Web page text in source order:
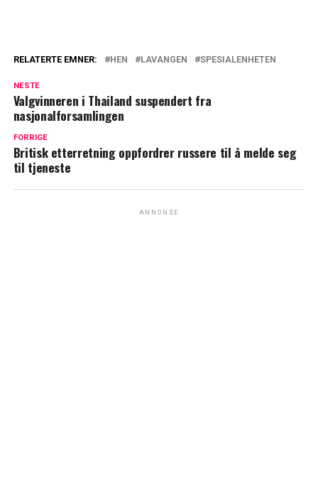
RELATERTE EMNER: HEN LAVANGEN SPESIALENHETEN
NESTE
Valgvinneren i Thailand suspendert fra
nasjonalforsamlingen
FORRIGE
Britisk etterretning oppfordrer russere til å melde seg
til tjeneste
ANNONSE